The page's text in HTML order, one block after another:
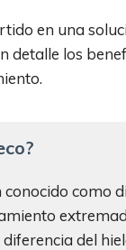
en una
detalle los
conocido como
del